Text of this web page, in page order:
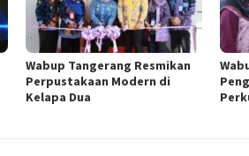
Wabup Tangerang Resmikan
Perpustakaan Modern di
Kelapa Dua